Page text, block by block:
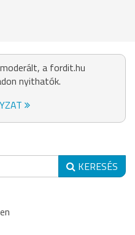
a fordit.hu
nyithatók.
KERESÉS